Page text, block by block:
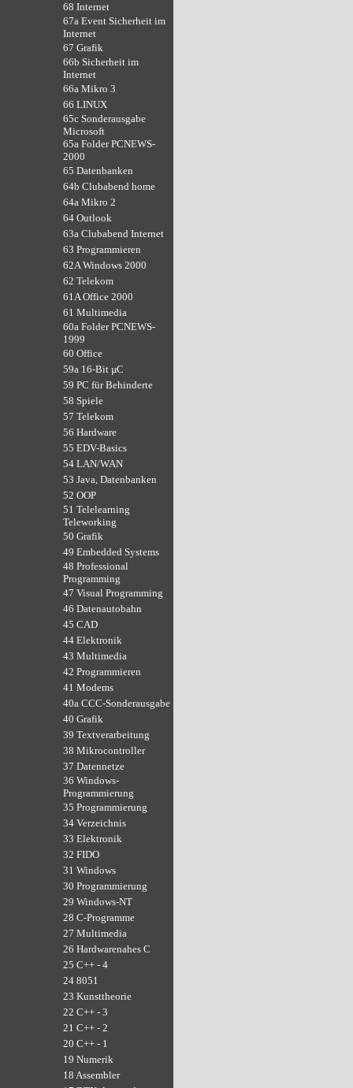
68 Internet
67a Event Sicherheit im
Internet
67 Grafik
66b Sicherheit im
Internet
66a Mikro 3
66 LINUX
65c Sonderausgabe
Microsoft
65a Folder PCNEWS-
2000
65 Datenbanken
64b Clubabend home
64a Mikro 2
64 Outlook
63a Clubabend Internet
63 Programmieren
62A Windows 2000
62 Telekom
61A Office 2000
61 Multimedia
60a Folder PCNEWS-
1999
60 Office
59a 16-Bit µC
59 PC für Behinderte
58 Spiele
57 Telekom
56 Hardware
55 EDV-Basics
54 LAN/WAN
53 Java, Datenbanken
52 OOP
51 Telelearning
Teleworking
50 Grafik
49 Embedded Systems
48 Professional
Programming
47 Visual Programming
46 Datenautobahn
45 CAD
44 Elektronik
43 Multimedia
42 Programmieren
41 Modems
40a CCC-Sonderausgabe
40 Grafik
39 Textverarbeitung
38 Mikrocontroller
37 Datennetze
36 Windows-
Programmierung
35 Programmierung
34 Verzeichnis
33 Elektronik
32 FIDO
31 Windows
30 Programmierung
29 Windows-NT
28 C-Programme
27 Multimedia
26 Hardwarenahes C
25 C++ - 4
24 8051
23 Kunsttheorie
22 C++ - 3
21 C++ - 2
20 C++ - 1
19 Numerik
18 Assembler